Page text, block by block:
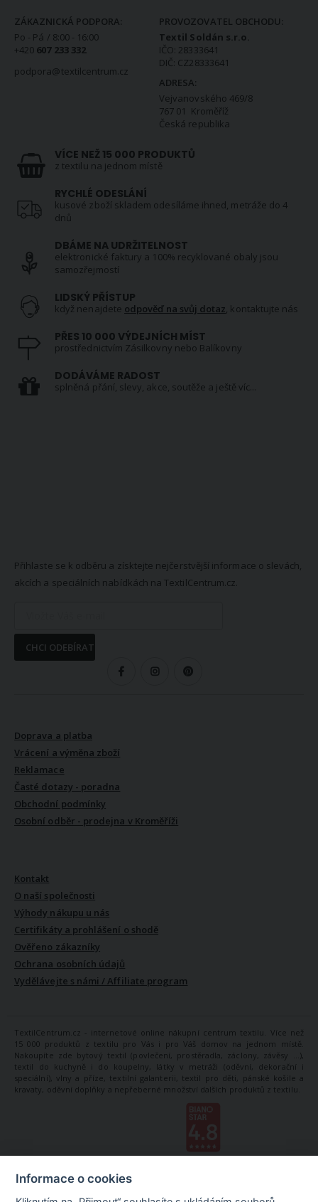
ZÁKAZNICKÁ PODPORA:
Po - Pá / 8:00 - 16:00
+420 607 233 332
podpora@textilcentrum.cz
PROVOZOVATEL OBCHODU:
Textil Soldán s.r.o.
IČO: 28333641
DIČ: CZ28333641
ADRESA:
Vejvanovského 469/8
767 01 Kroměříž
Česká republika
VÍCE NEŽ 15 000 PRODUKTŮ
z textilu na jednom místě
RYCHLÉ ODESLÁNÍ
kusové zboží skladem odesíláme ihned, metráže do 4
dnů
DBÁME NA UDRŽITELNOST
elektronické faktury a 100% recyklované obaly jsou
samozřejmostí
LIDSKÝ PŘÍSTUP
když nenajdete odpověď na svůj dotaz, kontaktujte nás
PŘES 10 000 VÝDEJNÍCH MÍST
prostřednictvím Zásilkovny nebo Balíkovny
DODÁVÁME RADOST
splněná přání, slevy, akce, soutěže a ještě víc...
Přihlaste se k odběru a získtejte nejčerstvější informace o slevách,
akcích a speciálních nabídkách na TextilCentrum.cz.
CHCI ODEBÍRAT
Doprava a platba
Vrácení a výměna zboží
Reklamace
Časté dotazy - poradna
Obchodní podmínky
Osobní odběr - prodejna v Kroměříži
Kontakt
O naší společnosti
Výhody nákupu u nás
Certifikáty a prohlášení o shodě
Ověřeno zákazníky
Ochrana osobních údajů
Vydělávejte s námi / Affiliate program
TextilCentrum.cz - internetové online nákupní centrum textilu. Více než
15 000 produktů z textilu pro Vás i pro Váš domov na jednom místě.
Nakoupíte zde bytový textil (povlečení, prostěradla, záclony, závěsy ...),
textil do kuchyně i do koupelny, látky v metráži (oděvní, dekorační i
speciální), vlny a příze, textilní galanterii, textil pro děti, pánské košile a
kravaty, oděvní doplňky a nepřeberné množství dalších produktů z textilu.
Informace o cookies